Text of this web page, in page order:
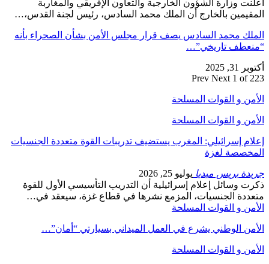
أعلنت وزارة الشؤون الخارجية والتعاون الإفريقي والمغاربة
المقيمين بالخارج أن الملك محمد السادس، رئيس لجنة القدس،…
الملك محمد السادس يصف قرار مجلس الأمن بشأن الصحراء بأنه
“منعطف تاريخي”…
أكتوبر 31, 2025
Prev Next 1 of 223
الأمن و القوات المسلحة
الأمن و القوات المسلحة
إعلام إسرائيلي: المغرب يستضيف تدريبات القوة متعددة الجنسيات
المخصصة لغزة
جريدة بريس ميديا يوليو 25, 2026
ذكرت وسائل إعلام إسرائيلية أن التدريب التأسيسي الأول للقوة
متعددة الجنسيات، المزمع نشرها في قطاع غزة، سيعقد في…
الأمن و القوات المسلحة
الأمن الوطني يشرع في العمل الميداني بسيارتي “أمان”…
الأمن و القوات المسلحة